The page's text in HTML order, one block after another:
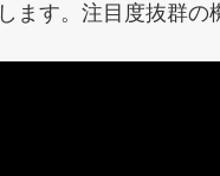
します。注目度抜群